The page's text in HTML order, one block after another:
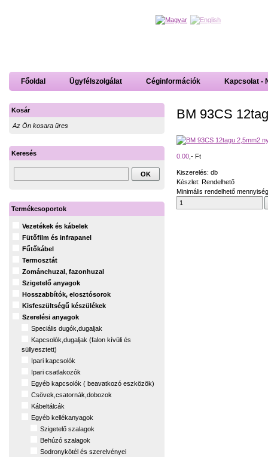
Főoldal Ügyfélszolgálat Céginformációk Kapcsolat -
BM 93CS
0.00 ,- Ft
Kiszerelés: db
Készlet: Rendelhető
Minimális rendelhető
Kosár
Az Ön kosara üres
Keresés
Termékcsoportok
Vezetékek és kábelek
Fütőfilm és infrapanel
Fűtőkábel
Termosztát
Zománchuzal, fazonhuzal
Szigetelő anyagok
Hosszabbítók, elosztósorok
Kisfeszültségű készülékek
Szerelési anyagok
Speciális dugók,dugaljak
Kapcsolók,dugaljak (falon kívüli és
süllyesztett)
Ipari kapcsolók
Ipari csatlakozók
Egyéb kapcsolók ( beavatkozó eszközök)
Csövek,csatornák,dobozok
Kábeltálcák
Egyéb kellékanyagok
Szigetelő szalagok
Behúzó szalagok
Sodronykötél és szerelvényei